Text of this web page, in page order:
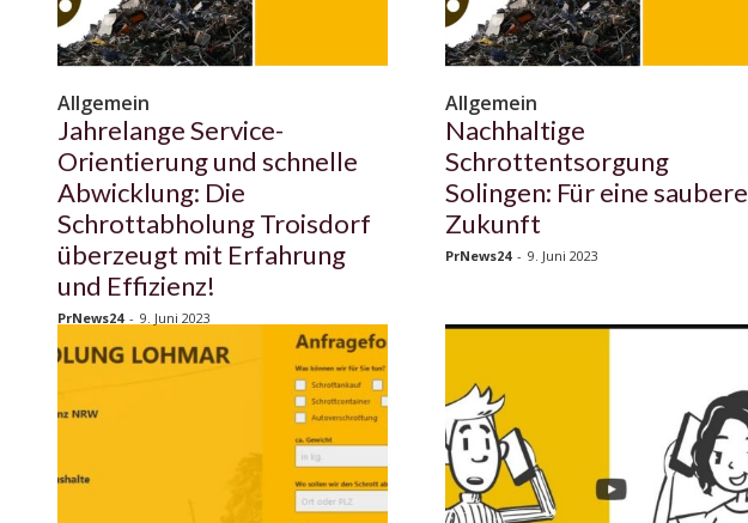
Allgemein
Jahrelange Service-
Orientierung und schnelle
Abwicklung: Die
Schrottabholung Troisdorf
überzeugt mit Erfahrung
und Effizienz!
PrNews24 - 9. Juni 2023
Allgemein
Nachhaltige
Schrottentsorgung
Solingen: Für eine saubere
Zukunft
PrNews24 - 9. Juni 2023